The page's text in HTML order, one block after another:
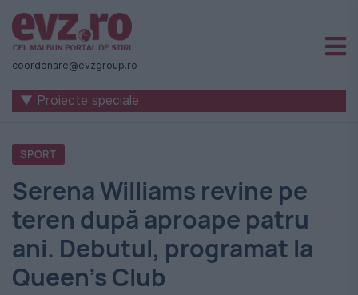
Știri
naționale
internaționale
România
-
Evenimentul
Zilei
coordonare@evzgroup.ro
▼ Proiecte speciale
SPORT
Serena Williams revine pe
teren după aproape patru
ani. Debutul, programat la
Queen's Club